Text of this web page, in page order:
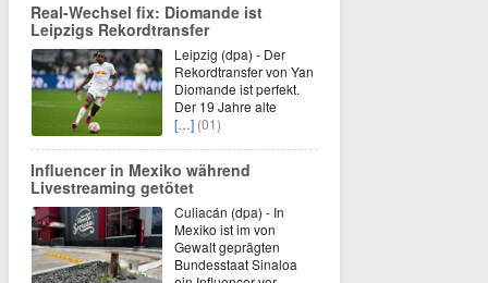
Real-Wechsel fix: Diomande ist
Leipzigs Rekordtransfer
Leipzig (dpa) - Der
Rekordtransfer von Yan
Diomande ist perfekt.
Der 19 Jahre alte
[…] (01)
Influencer in Mexiko während
Livestreaming getötet
Culiacán (dpa) - In
Mexiko ist im von
Gewalt geprägten
Bundesstaat Sinaloa